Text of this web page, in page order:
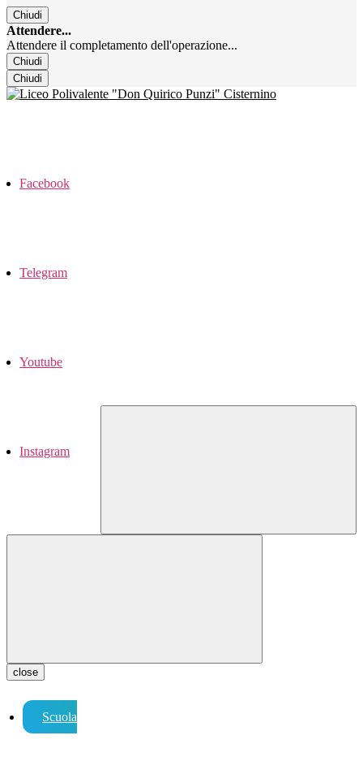
Chiudi
Attendere...
Attendere il completamento dell'operazione...
Chiudi
Chiudi
Facebook
Telegram
Youtube
Instagram
close
Scuola